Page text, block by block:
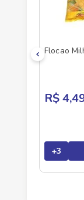
Flocao
R$
+3